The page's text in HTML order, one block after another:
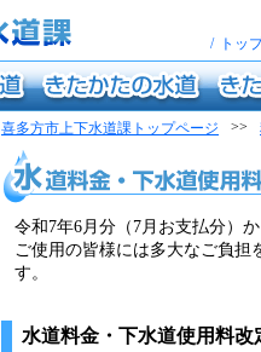
/ トッ
喜多方市上下水道課トップページ >>
水道料金・下水道使用料の改定についてのお知
令和7年6月分（7月お支払分）
ご使用の皆様には多大なご負担
す。
水道料金・下水道使用料改